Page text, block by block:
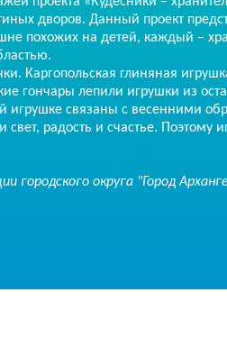
дворов. Данный проект
похожих на детей, каждый –
Каргопольская глиняная
гончары лепили игрушки из
игрушке связаны с весенними
радость и счастье. Поэтому
округа "Город